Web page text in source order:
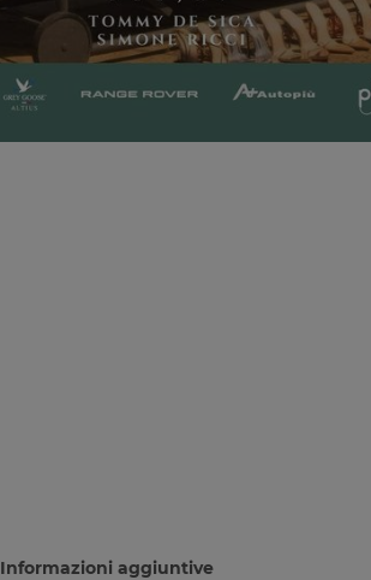
Informazioni aggiuntive